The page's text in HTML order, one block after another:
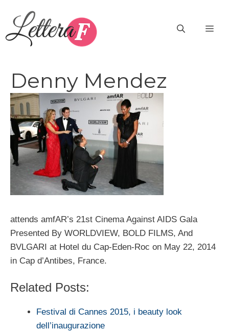
contenuto
Denny Mendez
attends amfAR’s 21st Cinema Against AIDS Gala
Presented By WORLDVIEW, BOLD FILMS, And
BVLGARI at Hotel du Cap-Eden-Roc on May 22, 2014
in Cap d’Antibes, France.
Related Posts:
Festival di Cannes 2015, i beauty look
dell’inaugurazione